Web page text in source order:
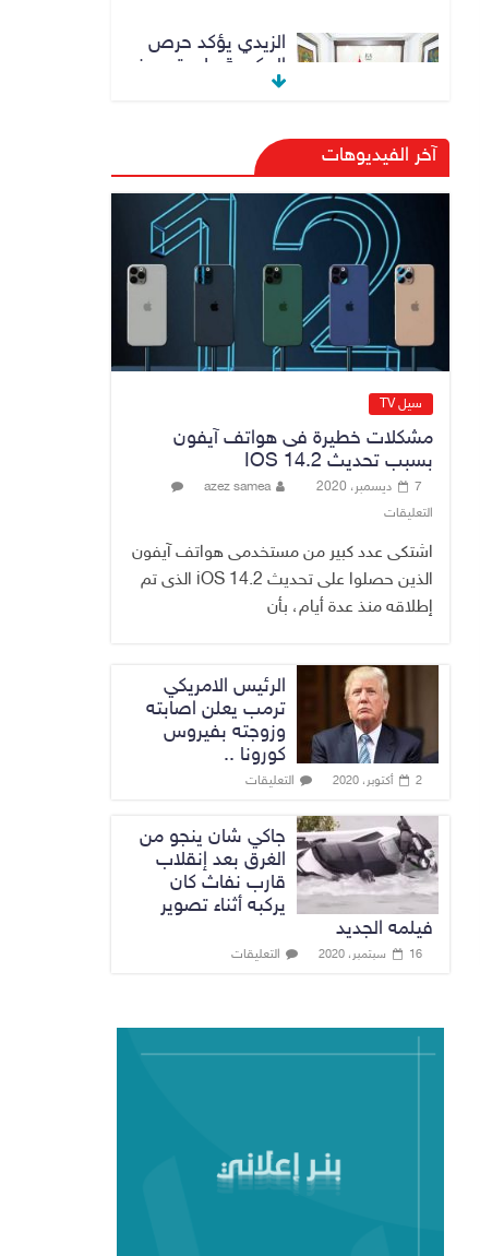
الزيدي يؤكد حرص
الحكومة على ترسيخ
علاقات التعاون مع
No Comment
وزارة الداخلية:
الحدود العراقية
تشهد مستوى عالياً
من الأمن والاستقرار
موظفي بلدية
الناصرية ومعقبين
ضبطت بحوزتهم
مستندات وأختام
مزورة
7 أغسطس، 2026 No Comment
آخر الفيديوهات
سيل TV
مشكلات خطيرة فى هواتف آيفون
بسبب تحديث IOS 14.2
7 ديسمبر، 2020
azez samea
التعليقات
اشتكى عدد كبير من مستخدمى هواتف آيفون
الذين حصلوا على تحديث iOS 14.2 الذى تم
إطلاقه منذ عدة أيام، بأن
الرئيس الامريكي
ترمب يعلن اصابته
وزوجته بفيروس
كورونا ..
2 أكتوبر، 2020 التعليقات
جاكي شان ينجو من
الغرق بعد إنقلاب
قارب نفاث كان
يركبه أثناء تصوير
فيلمه الجديد
16 سبتمبر، 2020 التعليقات